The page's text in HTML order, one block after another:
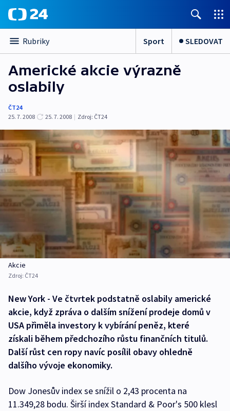
Rubriky Sport SLEDOVAT
Americké akcie výrazně
oslabily
ČT24
25. 7. 2008
25. 7. 2008 | Zdroj: ČT24
Akcie
Zdroj: ČT24
New York - Ve čtvrtek podstatně oslabily americké
akcie, když zpráva o dalším snížení prodeje domů v
USA přiměla investory k vybírání peněz, které
získali během předchozího růstu finančních titulů.
Další růst cen ropy navíc posílil obavy ohledně
dalšího vývoje ekonomiky.
Dow Jonesův index se snížil o 2,43 procenta na
11.349,28 bodu. Širší index Standard & Poor's 500 klesl